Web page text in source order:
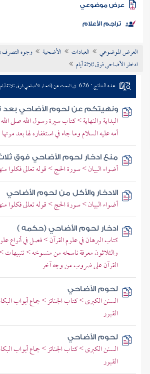
الكتب
موضوعي
تراجم الأعلام
العرض الموضوعي العبادات الأضحية
وجوه التصرف
ادخار الأضاحي فوق ثلاثة أيام
عدد النتائج : 626 في البحث عن (ادخار الأضاحي فوق ثلاثة
ونهيتكم عن لحوم الأضاحي بعد
البداية والنهاية > كتاب سيرة رسول الله صلى
أمه عليه السلام وما جاء في استغفاره لها بعد موتها
منع ادخار لحوم الأضاحي فوق
أضواء البيان > سورة الحج > قوله تعالى فكلوا
الادخار والأكل من لحوم الأضاحي
أضواء البيان > سورة الحج > قوله تعالى فكلوا
ادخار لحوم الأضاحي (حكمه )
كتاب البرهان في علوم القرآن > فصل في أنواع
والثلاثون معرفة ناسخه من منسوخه > تنبيهات >
القرآن على ضروب من وجه آخر
لحوم الأضاحي
السنن الكبرى > كتاب الجنائز > جماع أبواب
القبور
لحوم الأضاحي
السنن الكبرى > كتاب الجنائز > جماع أبواب
القبور